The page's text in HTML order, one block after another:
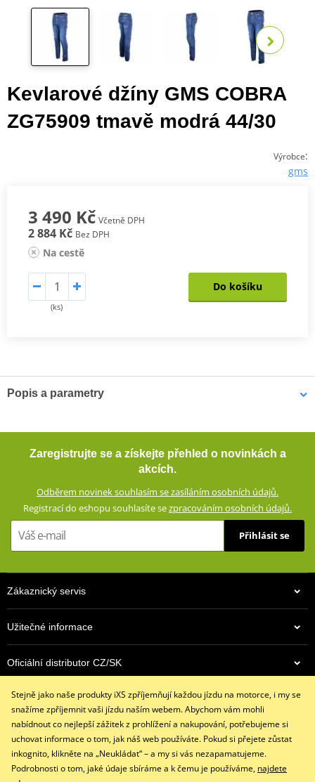
Kevlarové džíny GMS COBRA
ZG75909 tmavě modrá 44/30
Výrobce:
gms
3 490 Kč Včetně DPH
2 884 Kč Bez DPH
Na cestě
(ks)
Do košíku
Popis a parametry
Pohodlné motocyklové džíny s rovným střihem. Tyto džíny
poskytují dostatečnou ochranu při jízdě na motocyklu díky
impaktních místech. Zároveň vypadají civilně a díky příměsi
elastanu skvěle padnou a příjemně se nosí.
Džíny s rovným střihem a 5 kapsami
Vnější materiál: 98% bavlna, 2% elastan
Podšívka: 100% polyester
40% polyester
Podšívka ze síťoviny od pasu ke kolenům
Výškově nastavitelné vyjímatelné CE certifikované chrániče
Džíny jsou z výroby opatřeny prémiovou impregnací
Huntsman® , která vydrží až 15 vyprání
PDF iXS SIZE
PDF iXS SIZE
PDF
Zaregistrujte se a získejte přehled o novinkách a
akcích.
Odběrem novinek souhlasím se zasíláním osobních údajů.
Registrací do eshopu souhlasíte sezpracováním osobních údajů.
Přihlásit se
Zákaznický servis
Užitečné informace
Oficiální distributor CZ/SK
Kontaktujte nás
info@ixs-motopoint.cz
Po - Pá (8:00 - 16:30)
Stejně jako naše produkty iXS zpříjemňují každou jízdu na motorce, i my se
snažíme zpříjemnit vaši jízdu naším webem. Abychom vám mohli
nabídnout co nejlepší zážitek z prohlížení a nakupování, potřebujeme si
uchovat informace o tom, jak náš web používáte. Pokud si přejete zůstat
inkognito, klikněte na „Neukládat“ – a my si vás nezapamatujeme.
Podrobnosti o tom, jaké údaje sbíráme a k čemu je používáme, najdete